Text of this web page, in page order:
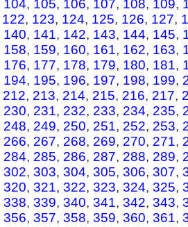
104, 105, 106, 107, 108, 109,
122, 123, 124, 125, 126, 127,
140, 141, 142, 143, 144, 145,
158, 159, 160, 161, 162, 163,
176, 177, 178, 179, 180, 181,
194, 195, 196, 197, 198, 199,
212, 213, 214, 215, 216, 217,
230, 231, 232, 233, 234, 235,
248, 249, 250, 251, 252, 253,
266, 267, 268, 269, 270, 271,
284, 285, 286, 287, 288, 289,
302, 303, 304, 305, 306, 307,
320, 321, 322, 323, 324, 325,
338, 339, 340, 341, 342, 343,
356, 357, 358, 359, 360, 361,